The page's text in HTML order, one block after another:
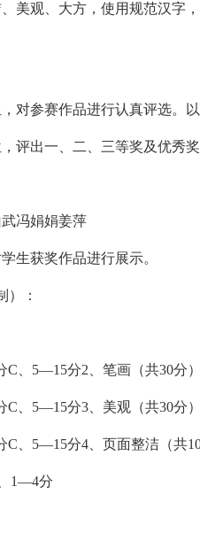
、美观、大方，使用规范汉字
对参赛作品进行认真评选。
评出一、二、三等奖及优秀奖
冯娟娟姜萍
生获奖作品进行展示。
）：
、5—15分2、笔画（共30分）
、5—15分3、美观（共30分）
、5—15分4、页面整洁（共10
1—4分